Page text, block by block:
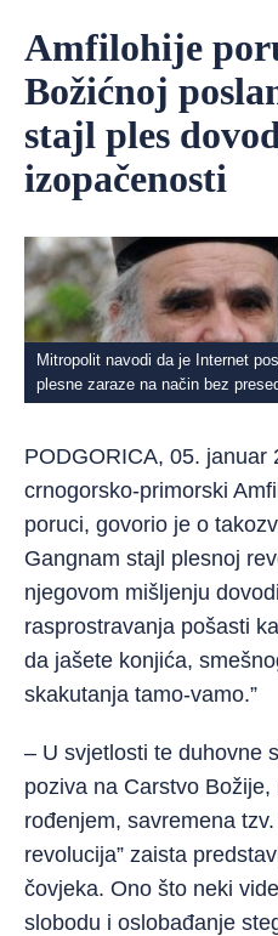
Amfilohije
Božićnoj
stajl ples
izopačenosti
Mitropolit navodi da je Internet
plesne zaraze na način bez
PODGORICA, 05. januar
crnogorsko-primorski
poruci, govorio je o
Gangnam stajl plesnoj
njegovom mišljenju
rasprostravanja pošasti
da jašete konjića,
skakutanja tamo-vamo.”
– U svjetlosti te duhovne
poziva na Carstvo
rođenjem, savremena tzv.
revolucija” zaista
čovjeka. Ono što neki
slobodu i oslobađanje